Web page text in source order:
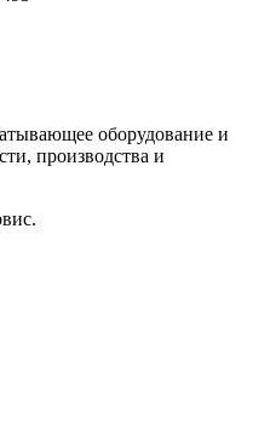
оборудование и
производства и